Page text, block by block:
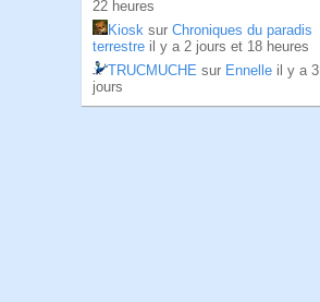
22 heures
Kiosk sur Chroniques du paradis
terrestre il y a 2 jours et 18 heures
TRUCMUCHE sur Ennelle il y a 3
jours